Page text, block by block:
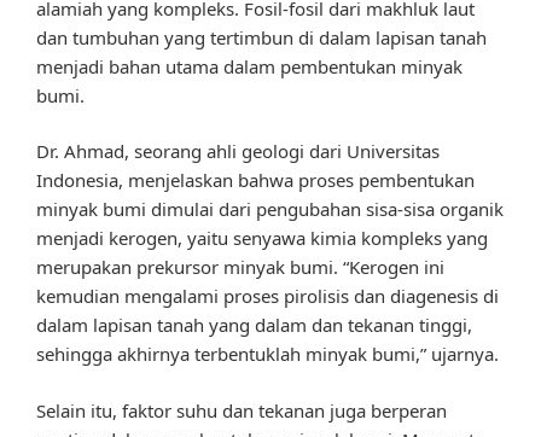
alamiah yang kompleks. Fosil-fosil dari makhluk laut
dan tumbuhan yang tertimbun di dalam lapisan tanah
menjadi bahan utama dalam pembentukan minyak
bumi.
Dr. Ahmad, seorang ahli geologi dari Universitas
Indonesia, menjelaskan bahwa proses pembentukan
minyak bumi dimulai dari pengubahan sisa-sisa organik
menjadi kerogen, yaitu senyawa kimia kompleks yang
merupakan prekursor minyak bumi. “Kerogen ini
kemudian mengalami proses pirolisis dan diagenesis di
dalam lapisan tanah yang dalam dan tekanan tinggi,
sehingga akhirnya terbentuklah minyak bumi,” ujarnya.
Selain itu, faktor suhu dan tekanan juga berperan